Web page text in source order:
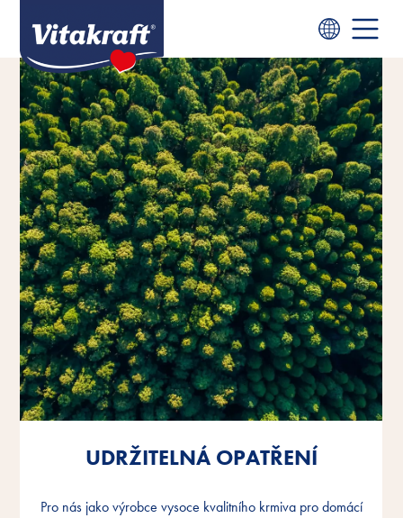
UDRŽITELNÁ OPATŘENÍ
Pro nás jako výrobce vysoce kvalitního krmiva pro domácí
UDRŽITELNÁ OPATŘENÍ
Pro nás jako výrobce vysoce kvalitního krmiva pro domácí
UDRŽITELNÁ OPATŘENÍ
Pro nás jako výrobce vysoce kvalitního krmiva pro domácí